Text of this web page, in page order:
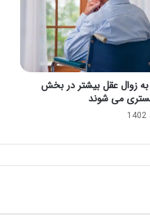
به زوال عقل بیشتر در بخش
می شوند